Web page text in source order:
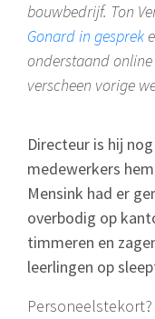
bouwbedrijf. Ton
Gonard in gesprek
onderstaand
verscheen vorige
Directeur is hij
medewerkers
Mensink had er
overbodig op
timmeren en
leerlingen op